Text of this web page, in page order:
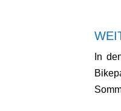
In